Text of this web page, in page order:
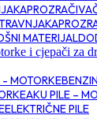
i cjepači za
AKU PILE –
ELEKTRIČNE PILE